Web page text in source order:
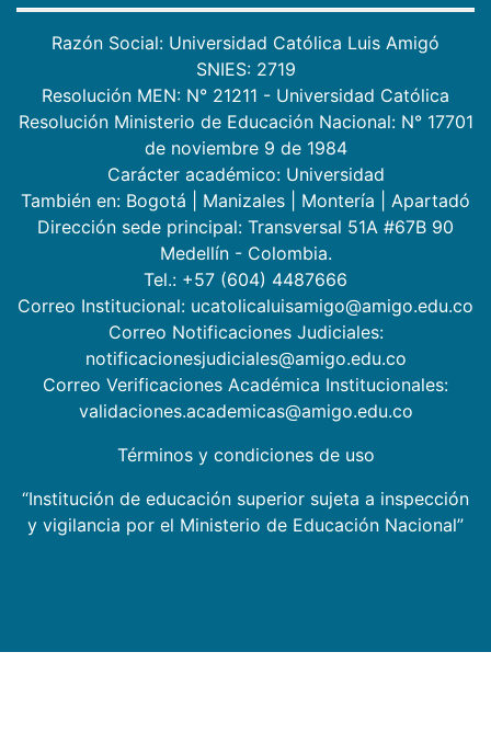
Razón Social: Universidad Católica Luis Amigó
SNIES: 2719
Resolución MEN: N° 21211 - Universidad Católica
Resolución Ministerio de Educación Nacional: N° 17701
de noviembre 9 de 1984
Carácter académico: Universidad
También en: Bogotá Manizales Montería
Apartadó
Dirección sede principal: Transversal 51A #67B 90
Medellín - Colombia.
Tel.: +57 (604) 4487666
Correo Institucional: ucatolicaluisamigo@amigo.edu.co
Correo Notificaciones Judiciales:
notificacionesjudiciales@amigo.edu.co
Correo Verificaciones Académica Institucionales:
validaciones.academicas@amigo.edu.co
Términos y condiciones de uso
“Institución de educación superior sujeta a inspección
y vigilancia por el Ministerio de Educación Nacional”